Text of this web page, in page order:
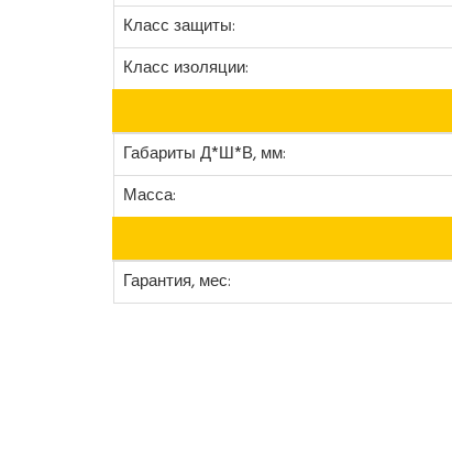
Класс защиты:
Класс изоляции:
Габариты Д*Ш*В, мм:
Масса:
Гарантия, мес: